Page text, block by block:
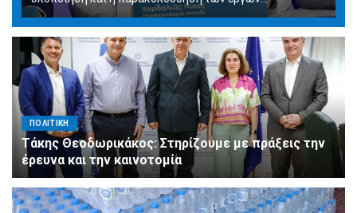
ΠΟΛΙΤΙΚΗ
Τάκης Θεοδωρικάκος: Στηρίζουμε με πράξεις την
έρευνα και την καινοτομία